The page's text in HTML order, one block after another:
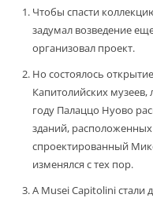
Чтобы спасти
задумал возведение
организовал проект.
Но состоялось
Капитолийских музеев,
году Палаццо Нуово
зданий,
спроектированный
изменялся с тех пор.
А Musei Capitolini стали